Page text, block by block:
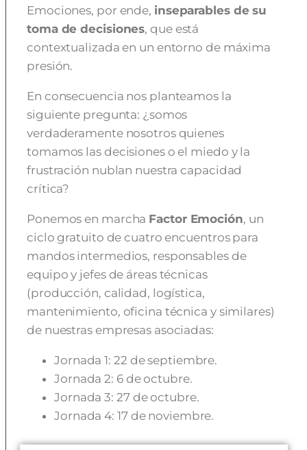
Emociones, por ende, inseparables de su
toma de decisiones, que está
contextualizada en un entorno de máxima
presión.
En consecuencia nos planteamos la
siguiente pregunta: ¿somos
verdaderamente nosotros quienes
tomamos las decisiones o el miedo y la
frustración nublan nuestra capacidad
crítica?
Ponemos en marcha Factor Emoción, un
ciclo gratuito de cuatro encuentros para
mandos intermedios, responsables de
equipo y jefes de áreas técnicas
(producción, calidad, logística,
mantenimiento, oficina técnica y similares)
de nuestras empresas asociadas:
Jornada 1: 22 de septiembre.
Jornada 2: 6 de octubre.
Jornada 3: 27 de octubre.
Jornada 4: 17 de noviembre.